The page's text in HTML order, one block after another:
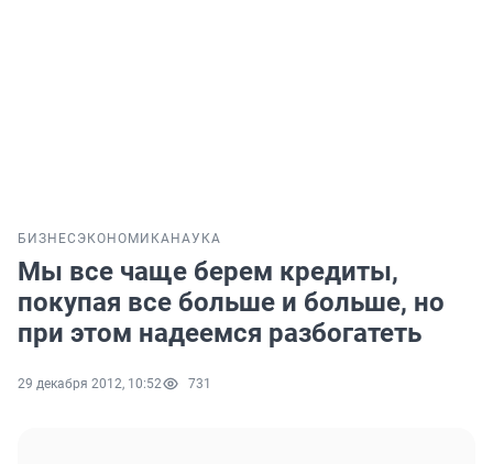
БИЗНЕС ЭКОНОМИКА НАУКА
Мы все чаще берем кредиты,
покупая все больше и больше, но
при этом надеемся разбогатеть
29 декабря 2012, 10:52 731